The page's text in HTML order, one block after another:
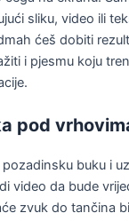
sliku, video ili
ćeš dobiti
i pjesmu koju
pod
pozadinsku buku i
video da bude
zvuk do tančina